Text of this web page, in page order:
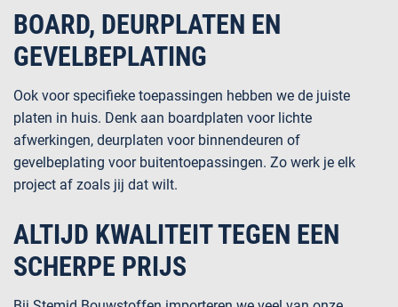
BOARD, DEURPLATEN EN
GEVELBEPLATING
Ook voor specifieke toepassingen hebben we de juiste
platen in huis. Denk aan boardplaten voor lichte
afwerkingen, deurplaten voor binnendeuren of
gevelbeplating voor buitentoepassingen. Zo werk je elk
project af zoals jij dat wilt.
ALTIJD KWALITEIT TEGEN EEN
SCHERPE PRIJS